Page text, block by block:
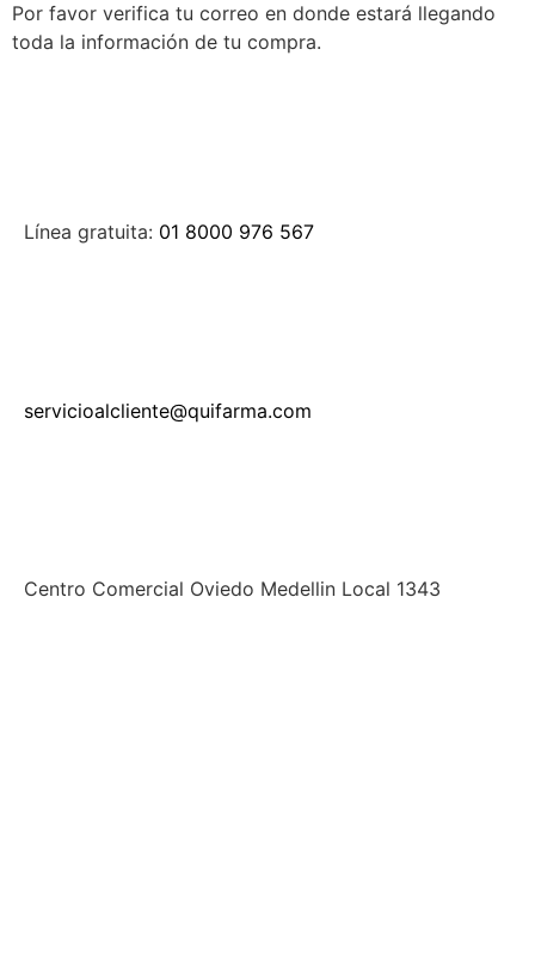
Por favor verifica tu correo en donde estará llegando
toda la información de tu compra.
Línea gratuita: 01 8000 976 567
servicioalcliente@quifarma.com
Centro Comercial Oviedo Medellin Local 1343